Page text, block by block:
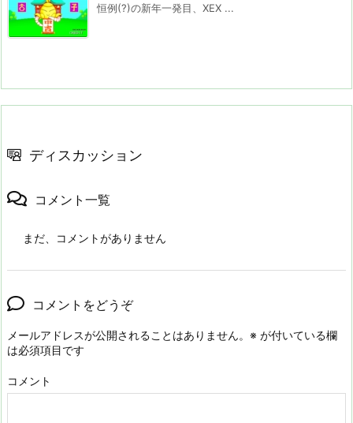
恒例(?)の新年一発目、XEX ...
ディスカッション
コメント一覧
まだ、コメントがありません
コメントをどうぞ
メールアドレスが公開されることはありません。 ※ が付いている欄
は必須項目です
コメント